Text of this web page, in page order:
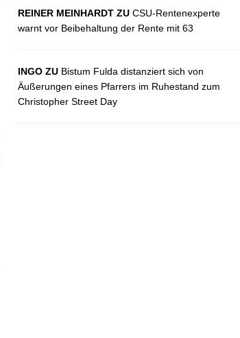
REINER MEINHARDT ZU CSU-Rentenexperte
warnt vor Beibehaltung der Rente mit 63
INGO ZU Bistum Fulda distanziert sich von
Äußerungen eines Pfarrers im Ruhestand zum
Christopher Street Day